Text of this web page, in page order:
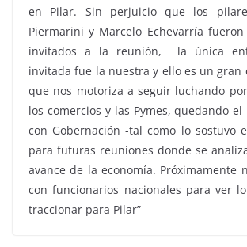
en Pilar. Sin perjuicio que los
Piermarini y Marcelo Echevarría fueron
invitados a la reunión, la única
invitada fue la nuestra y ello es un gran
que nos motoriza a seguir luchando
los comercios y las Pymes, quedando
con Gobernación -tal como lo sostuvo
para futuras reuniones donde se
avance de la economía. Próximamente
con funcionarios nacionales para ver
traccionar para Pilar”